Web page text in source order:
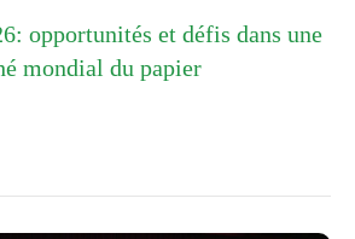
opportunités et défis dans une
mondial du papier